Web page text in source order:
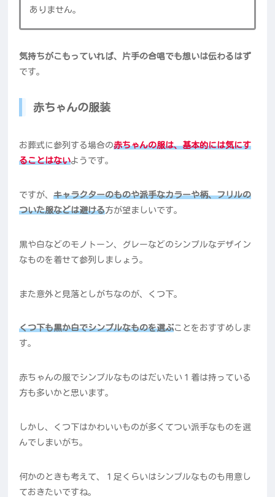
ありません。
気持ちがこもっていれば、片手の合唱でも想いは伝わるはず
です。
赤ちゃんの服装
お葬式に参列する場合の赤ちゃんの服は、基本的には気にす
ることはないようです。
ですが、キャラクターのものや派手なカラーや柄、フリルの
ついた服などは避ける方が望ましいです。
黒や白などのモノトーン、グレーなどのシンプルなデザイン
なものを着せて参列しましょう。
また意外と見落としがちなのが、くつ下。
くつ下も黒か白でシンプルなものを選ぶことをおすすめしま
す。
赤ちゃんの服でシンプルなものはだいたい１着は持っている
方も多いかと思います。
しかし、くつ下はかわいいものが多くてつい派手なものを選
んでしまいがち。
何かのときも考えて、１足くらいはシンプルなものも用意し
ておきたいですね。